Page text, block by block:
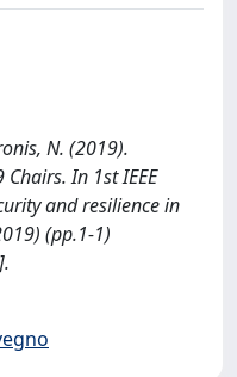
N. (2019).
In 1st IEEE
and resilience in
(pp.1-1)